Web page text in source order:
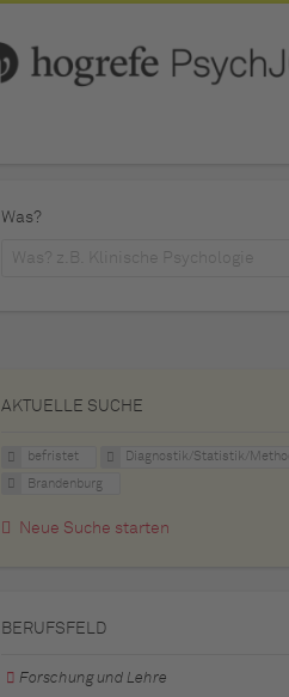
Was?
AKTUELLE SUCHE
befristet Diagnostik/Statistik/
Brandenburg
Neue Suche starten
BERUFSFELD
Forschung und Lehre